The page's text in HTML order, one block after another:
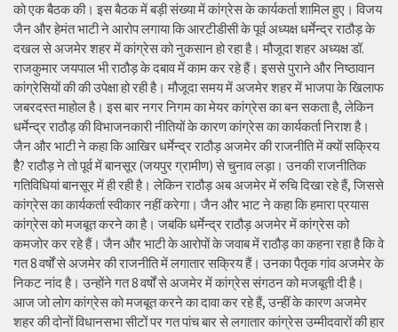
को एक बैठक की। इस बैठक में बड़ी संख्या में कांग्रेस के कार्यकर्ता शामिल हुए। विजय
जैन और हेमंत भाटी ने आरोप लगाया कि आरटीडीसी के पूर्व अध्यक्ष धर्मेन्द्र राठौड़ के
दखल से अजमेर शहर में कांग्रेस को नुकसान हो रहा है। मौजूदा शहर अध्यक्ष डॉ.
राजकुमार जयपाल भी राठौड़ के दबाव में काम कर रहे हैं। इससे पुराने और निष्ठावान
कांग्रेसियों की की उपेक्षा हो रही है। मौजूदा समय में अजमेर शहर में भाजपा के खिलाफ
जबरदस्त माहोल है। इस बार नगर निगम का मेयर कांग्रेस का बन सकता है, लेकिन
धर्मेन्द्र राठौड़ की विभाजनकारी नीतियों के कारण कांग्रेस का कार्यकर्ता निराश है।
जैन और भाटी ने कहा कि आखिर धर्मेन्द्र राठौड़ अजमेर की राजनीति में क्यों सक्रिय
हैै? राठौड़ ने तो पूर्व में बानसूर (जयपुर ग्रामीण) से चुनाव लड़ा। उनकी राजनीतिक
गतिविधियां बानसूर में ही रही है। लेकिन राठौड़ अब अजमेर में रुचि दिखा रहे हैं, जिससे
कांग्रेस का कार्यकर्ता स्वीकार नहीं करेगा। जैन और भाट ने कहा कि हमारा प्रयास
कांग्रेस को मजबूत करने का है। जबकि धर्मेन्द्र राठौड़ अजमेर में कांग्रेस को
कमजोर कर रहे हैं। जैन और भाटी के आरोपों के जवाब में राठौड़ का कहना रहा है कि वे
गत 8 वर्षों से अजमेर की राजनीति में लगातार सक्रिय हैं। उनका पैतृक गांव अजमेर के
निकट नांद है। उन्होंने गत 8 वर्षों से अजमेर में कांग्रेस संगठन को मजबूती दी है।
आज जो लोग कांग्रेस को मजबूत करने का दावा कर रहे हैं, उन्हीं के कारण अजमेर
शहर की दोनों विधानसभा सीटों पर गत पांच बार से लगातार कांग्रेस उम्मीदवारों की हार